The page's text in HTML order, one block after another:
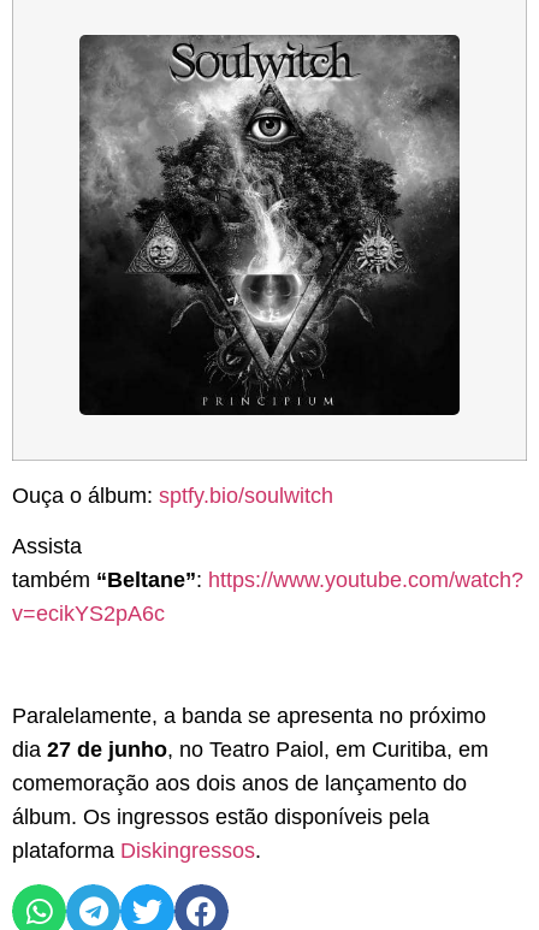
Ouça o álbum: sptfy.bio/soulwitch
Assista
também “Beltane”: https://www.youtube.com/watch?
v=ecikYS2pA6c
Paralelamente, a banda se apresenta no próximo
dia 27 de junho, no Teatro Paiol, em Curitiba, em
comemoração aos dois anos de lançamento do
álbum. Os ingressos estão disponíveis pela
plataforma Diskingressos.